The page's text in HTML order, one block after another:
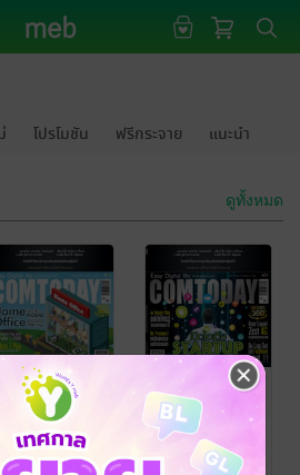
โปรโมชัน ฟรีกระจาย แนะนำ
ดูทั้งหมด
COMTODAY
COMTODAY
no.535